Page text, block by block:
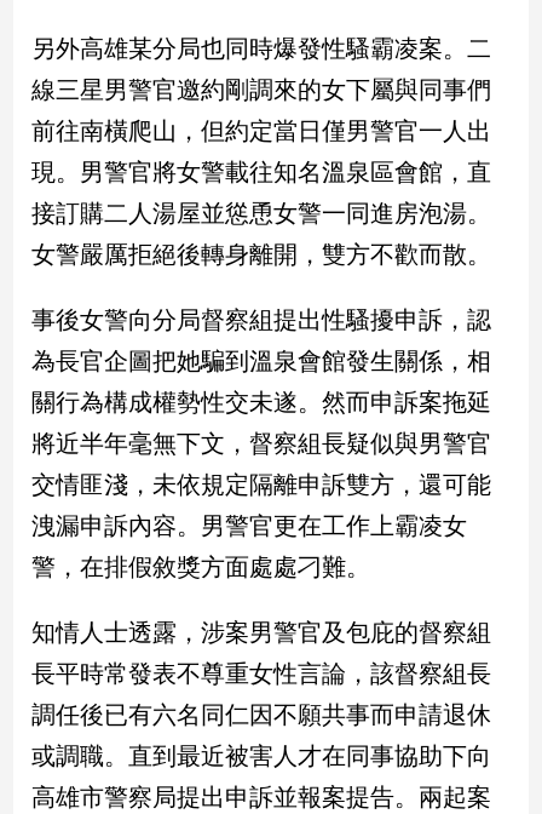
新
冠
病
專
區
南
灣
觀
南
台
灣
觀
點
娛
樂
娛
星
聞
另外高雄某分局也同時爆發性騷霸凌案。二
線三星男警官邀約剛調來的女下屬與同事們
前往南橫爬山，但約定當日僅男警官一人出
現。男警官將女警載往知名溫泉區會館，直
接訂購二人湯屋並慫恿女警一同進房泡湯。
女警嚴厲拒絕後轉身離開，雙方不歡而散。
事後女警向分局督察組提出性騷擾申訴，認
為長官企圖把她騙到溫泉會館發生關係，相
關行為構成權勢性交未遂。然而申訴案拖延
將近半年毫無下文，督察組長疑似與男警官
交情匪淺，未依規定隔離申訴雙方，還可能
洩漏申訴內容。男警官更在工作上霸凌女
警，在排假敘獎方面處處刁難。
知情人士透露，涉案男警官及包庇的督察組
長平時常發表不尊重女性言論，該督察組長
調任後已有六名同仁因不願共事而申請退休
或調職。直到最近被害人才在同事協助下向
高雄市警察局提出申訴並報案提告。兩起案